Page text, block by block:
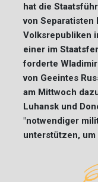
hat die
von
Volksrepubliken
einer im
forderte
von Geeintes
am Mittwoch
Luhansk und
"notwendiger
unterstützen,